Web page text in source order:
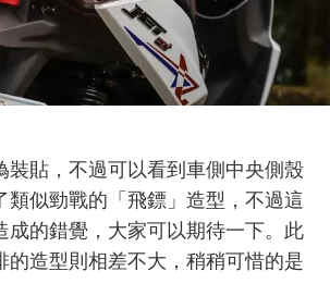
裝貼，不過可以看到車側中央側殼
類似勁戰的「飛鏢」造型，不過這
成的錯覺，大家可以期待一下。此
的造型則相差不大，稍稍可惜的是